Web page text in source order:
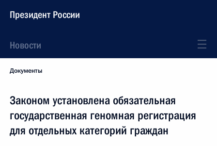
Президент России
Новости
Документы
Законом установлена обязательная
государственная геномная регистрация
для отдельных категорий граждан